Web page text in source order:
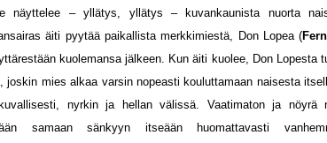
näyttelee – yllätys, yllätys – kuvankaunista nuorta
äiti pyytää paikallista merkkimiestä, Don Lopea (
kuolemansa jälkeen. Kun äiti kuolee, Don Lopesta
joskin mies alkaa varsin nopeasti kouluttamaan naisesta
nyrkin ja hellan välissä. Vaatimaton ja nöyrä
samaan sänkyyn itseään huomattavasti